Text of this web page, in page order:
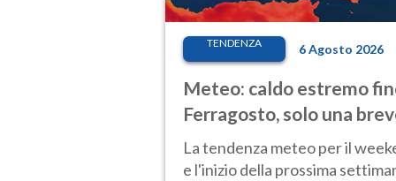
TENDENZA 6 Agosto 2026
Meteo: caldo estremo
Ferragosto, solo una
pausa. Ecco dove
La tendenza meteo per il
e l'inizio della prossima